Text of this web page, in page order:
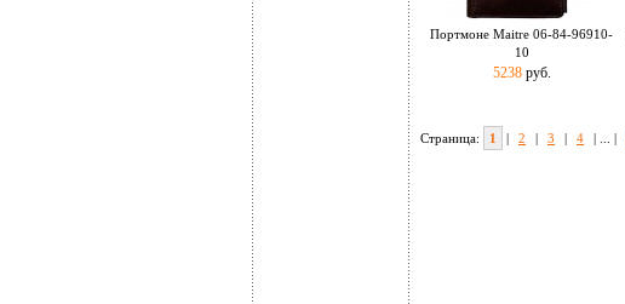
Портмоне Maitre 06-84-96910-
10
5238руб.
Страница: 1 | 2 | 3 | 4 | ... |